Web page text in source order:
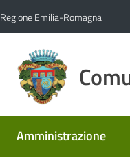
Regione Emilia-Romagna
Amministrazione